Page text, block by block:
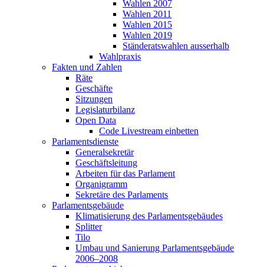
Wahlen 2007
Wahlen 2011
Wahlen 2015
Wahlen 2019
Ständeratswahlen ausserhalb
Wahlpraxis
Fakten und Zahlen
Räte
Geschäfte
Sitzungen
Legislaturbilanz
Open Data
Code Livestream einbetten
Parlamentsdienste
Generalsekretär
Geschäftsleitung
Arbeiten für das Parlament
Organigramm
Sekretäre des Parlaments
Parlamentsgebäude
Klimatisierung des Parlamentsgebäudes
Splitter
Tilo
Umbau und Sanierung Parlamentsgebäude
2006–2008